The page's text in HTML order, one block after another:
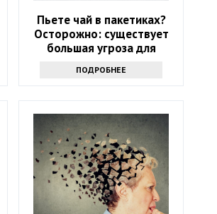
Пьете чай в пакетиках?
Осторожно: существует
большая угроза для
ПОДРОБНЕЕ